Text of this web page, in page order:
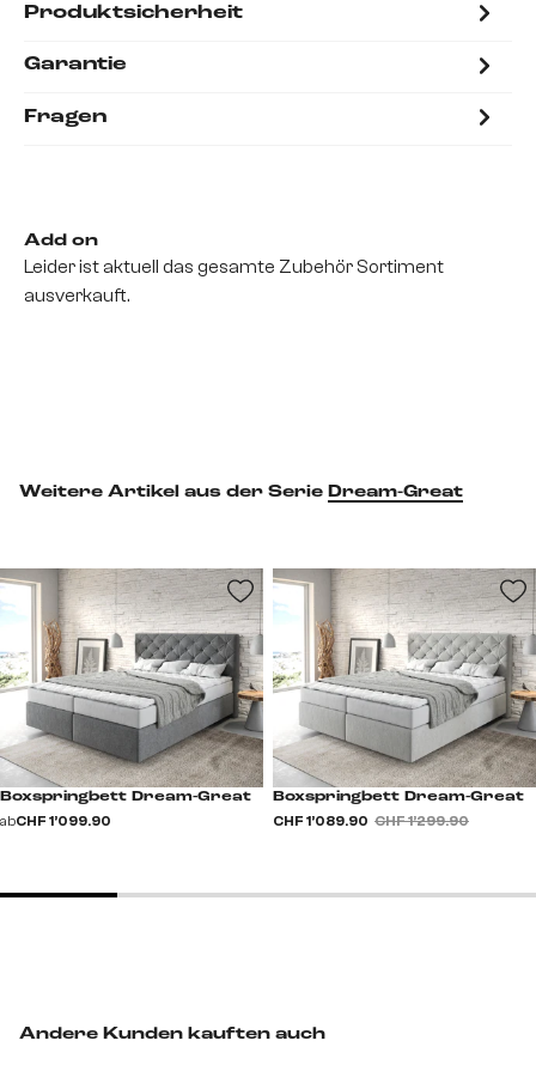
Produktsicherheit
Garantie
Fragen
Add on
Leider ist aktuell das gesamte Zubehör Sortiment
ausverkauft.
Andere Kunden kauften auch
Weitere Artikel aus der Serie Dream-Great
Boxspringbett Dream-Great
abCHF 1’099.90
Boxspringbett Dream-Great
CHF 1’089.90 CHF 1’299.90